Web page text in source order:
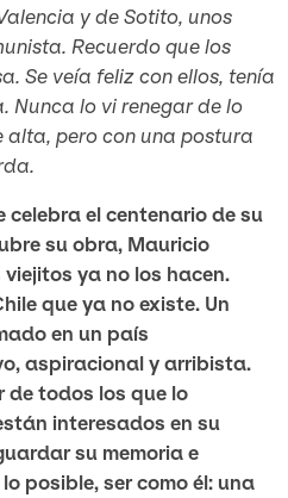
y de Sotito, unos
Recuerdo que los
Se veía feliz con ellos, tenía
Nunca lo vi renegar de lo
alta, pero con una postura
celebra el centenario de su
su obra, Mauricio
viejitos ya no los hacen.
que ya no existe. Un
en un país
aspiracional y arribista.
de todos los que lo
interesados en su
su memoria e
posible, ser como él: una